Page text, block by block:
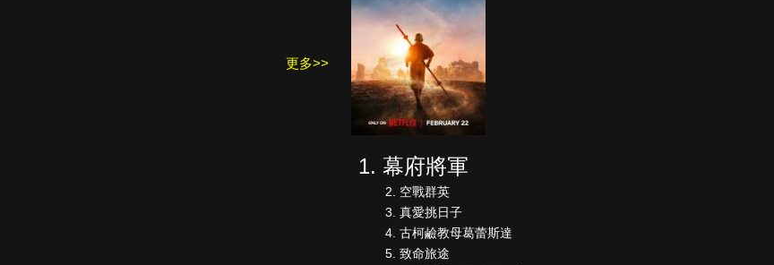
更多>>
幕府將軍
空戰群英
真愛挑日子
古柯鹼教母葛蕾斯達
致命旅途